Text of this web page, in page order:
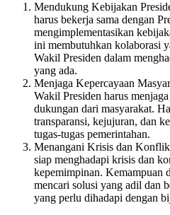
Mendukung Kebijakan
harus bekerja sama dengan
mengimplementasikan
ini membutuhkan kolaborasi
Wakil Presiden dalam
yang ada.
Menjaga Kepercayaan
Wakil Presiden harus
dukungan dari masyarakat.
transparansi, kejujuran, dan
tugas-tugas pemerintahan.
Menangani Krisis dan
siap menghadapi krisis dan
kepemimpinan. Kemampuan
mencari solusi yang adil dan
yang perlu dihadapi dengan